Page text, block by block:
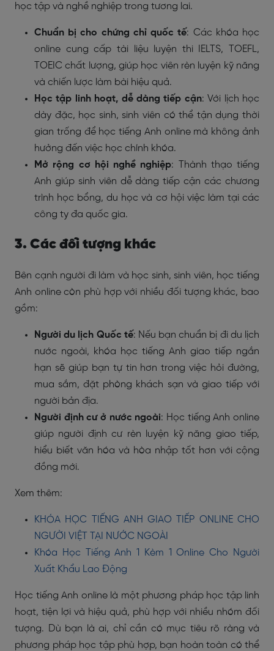
học tập và nghề nghiệp trong tương lai.
Chuẩn bị cho chứng chỉ quốc tế: Các khóa học
online cung cấp tài liệu luyện thi IELTS, TOEFL,
TOEIC chất lượng, giúp học viên rèn luyện kỹ năng
và chiến lược làm bài hiệu quả.
Học tập linh hoạt, dễ dàng tiếp cận: Với lịch học
dày đặc, học sinh, sinh viên có thể tận dụng thời
gian trống để học tiếng Anh online mà không ảnh
hưởng đến việc học chính khóa.
Mở rộng cơ hội nghề nghiệp: Thành thạo tiếng
Anh giúp sinh viên dễ dàng tiếp cận các chương
trình học bổng, du học và cơ hội việc làm tại các
công ty đa quốc gia.
3. Các đối tượng khác
Bên cạnh người đi làm và học sinh, sinh viên, học tiếng
Anh online còn phù hợp với nhiều đối tượng khác, bao
gồm:
Người du lịch Quốc tế: Nếu bạn chuẩn bị đi du lịch
nước ngoài, khóa học tiếng Anh giao tiếp ngắn
hạn sẽ giúp bạn tự tin hơn trong việc hỏi đường,
mua sắm, đặt phòng khách sạn và giao tiếp với
người bản địa.
Người định cư ở nước ngoài: Học tiếng Anh online
giúp người định cư rèn luyện kỹ năng giao tiếp,
hiểu biết văn hóa và hòa nhập tốt hơn với cộng
đồng mới.
Xem thêm:
KHÓA HỌC TIẾNG ANH GIAO TIẾP ONLINE CHO
NGƯỜI VIỆT TẠI NƯỚC NGOÀI
Khóa Học Tiếng Anh 1 Kèm 1 Online Cho Người
Xuất Khẩu Lao Động
Học tiếng Anh online là một phương pháp học tập linh
hoạt, tiện lợi và hiệu quả, phù hợp với nhiều nhóm đối
tượng. Dù bạn là ai, chỉ cần có mục tiêu rõ ràng và
phương pháp học tập phù hợp, bạn hoàn toàn có thể